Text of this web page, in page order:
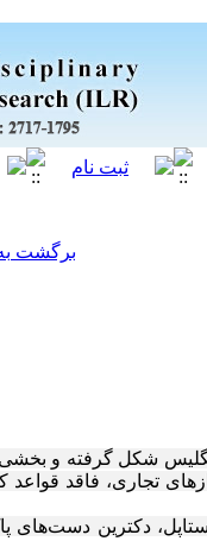
برگشت
شکل گرفته و بخشی
تجاری، فاقد قواعد
دکترین دست‌های